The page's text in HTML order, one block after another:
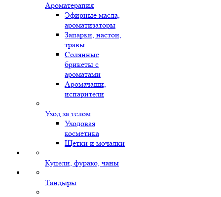
Ароматерапия
Эфирные масла,
ароматизаторы
Запарки, настои,
травы
Солянные
брикеты с
ароматами
Аромачаши,
испарители
Уход за телом
Уходовая
косметика
Щетки и мочалки
Купели, фурако, чаны
Тандыры